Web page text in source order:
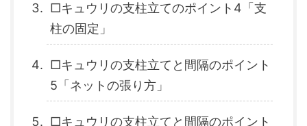
□キュウリの支柱立てのポイント4「支
柱の固定」
□キュウリの支柱立てと間隔のポイント
5「ネットの張り方」
□キュウリの支柱立てと間隔のポイント